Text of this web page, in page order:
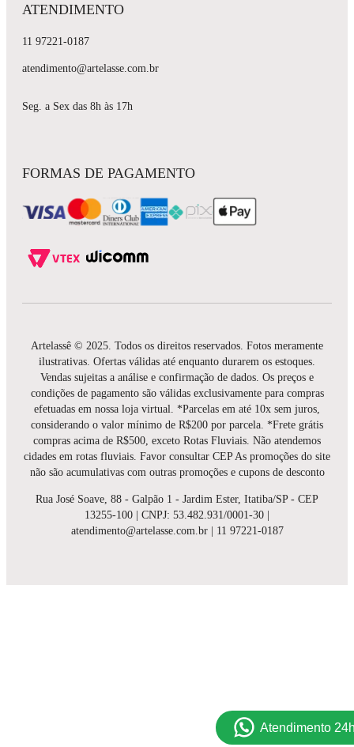
ATENDIMENTO
11 97221-0187
atendimento@artelasse.com.br
Seg. a Sex das 8h às 17h
FORMAS DE PAGAMENTO
Artelassê © 2025. Todos os direitos reservados. Fotos meramente
ilustrativas. Ofertas válidas até enquanto durarem os estoques.
Vendas sujeitas a análise e confirmação de dados. Os preços e
condições de pagamento são válidas exclusivamente para compras
efetuadas em nossa loja virtual. *Parcelas em até 10x sem juros,
considerando o valor mínimo de R$200 por parcela. *Frete grátis
compras acima de R$500, exceto Rotas Fluviais. Não atendemos
cidades em rotas fluviais. Favor consultar CEP As promoções do site
não são acumulativas com outras promoções e cupons de desconto
Rua José Soave, 88 - Galpão 1 - Jardim Ester, Itatiba/SP - CEP
13255-100 | CNPJ: 53.482.931/0001-30 |
atendimento@artelasse.com.br | 11 97221-0187
Atendimento